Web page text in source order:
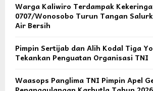
Warga Kaliwiro Terdampak
0707/Wonosobo Turun Tangan
Air Bersih
Pimpin Sertijab dan Alih Kodal Tiga
Tekankan Penguatan Organisasi TNI
Waasops Panglima TNI Pimpin Apel